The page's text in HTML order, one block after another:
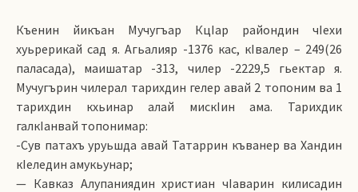
Къенин йикъан Мучугъар КцIар райондин чIехи
хуьрерикай сад я. Агьалияр -1376 кас, кIвалер – 249(26
паласада), маишатар -313, чилер -2229,5 гьектар я.
Мучугърин чилерал тарихдин гелер авай 2 топоним ва 1
тарихдин кхьинар алай мискIин ама. Тарихдик
галкIанвай топонимар:
-Сув патахъ уруьшда авай Татаррин къванер ва Хандин
кIеледин амукьунар;
— Кавказ Алупаниядин христиан чIаварин килисадин